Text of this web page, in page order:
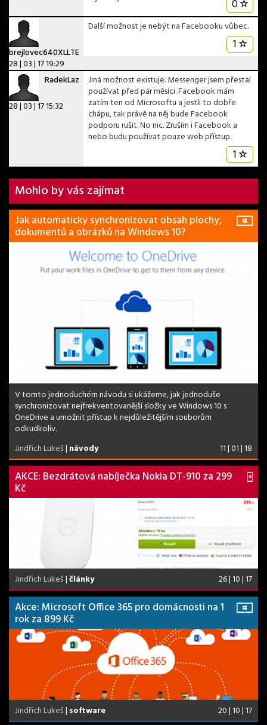
0
brejlovec640XLLTE
28 | 03 | 17 19:29
Další možnost je nebýt na Facebooku vůbec.
1
RadekLaz
28 | 03 | 17 15:32
Jiná možnost existuje. Messenger jsem přestal
používat před pár měsíci. Facebook mám
zatím ten od Microsoftu a jestli to dobře
chápu, tak právě na něj bude Facebook
podporu rušit. No nic. Zruším i Facebook a
nebo budu používat pouze web přístup.
1
Mohlo by vás zajímat
Jak automaticky synchronizovat obsah plochy,
dokumentů a obrázků na Windows 10?
V tomto jednoduchém návodu si ukážeme, jak jednoduše
synchronizovat nejfrekventovanější složky ve Windows 10 s
OneDrive a umožnit přístup k nejdůležitějším souborům
odkudkoliv.
Jindřich Lukeš| návody 11 | 01 | 18
AKCE: Bezdrátová nabíječka Nokia DT-910 za 299
Kč
Jindřich Lukeš|články 26 | 10 | 17
Akce: Microsoft Office 365 pro domácnosti na 1
rok za 899 Kč
Jindřich Lukeš| software 20 | 10 | 17